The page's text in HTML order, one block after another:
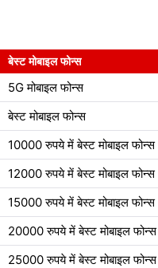
बेस्ट मोबाइल फोन्स
5G मोबाइल फोन्स
बेस्ट मोबाइल फोन्स
10000 रुपये में बेस्ट मोबाइल फोन्स
12000 रुपये में बेस्ट मोबाइल फोन्स
15000 रुपये में बेस्ट मोबाइल फोन्स
20000 रुपये में बेस्ट मोबाइल फोन्स
25000 रुपये में बेस्ट मोबाइल फोन्स